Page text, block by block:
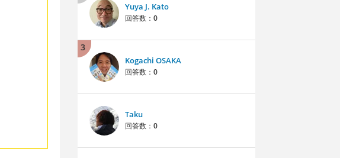
Yuya J. Kato
回答数： 0
3
Kogachi OSAKA
回答数： 0
Taku
回答数： 0